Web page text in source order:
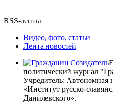
RSS-ленты
Видео, фото, статьи
Лента новостей
политический журнал
Учредитель: Автономная
«Институт русско-
Данилевского».